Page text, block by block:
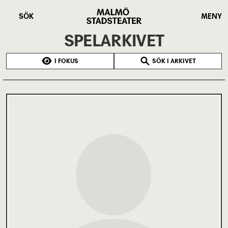
SÖK
Stadsteater
MENY
SPELARKIVET
I FOKUS SÖK I ARKIVET